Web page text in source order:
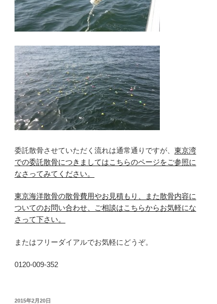
委託散骨させていただく流れは通常通りですが、 東京湾
での委託散骨につきましてはこちらのページをご参照に
なさってみてください。
東京海洋散骨の散骨費用やお見積もり、また散骨内容に
ついてのお問い合わせ、ご相談はこちらからお気軽にな
さって下さい。
またはフリーダイアルでお気軽にどうぞ。
0120-009-352
投
2015年2月20日